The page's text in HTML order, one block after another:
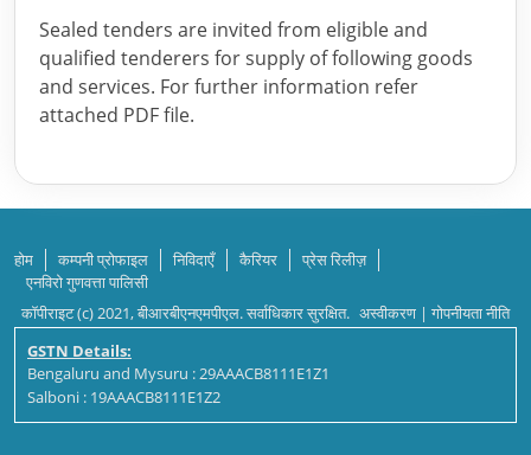
Sealed tenders are invited from eligible and
qualified tenderers for supply of following goods
and services. For further information refer
attached PDF file.
होम कम्पनी प्रोफाइल निविदाएँ कैरियर
प्रेस रिलीज़
एनविरो गुणवत्ता पालिसी
कॉपीराइट (c) 2021, बीआरबीएनएमपीएल. सर्वाधिकार सुरक्षित. अस्वीकरण |गोपनीयता नीति
GSTN Details:
Bengaluru and Mysuru : 29AAACB8111E1Z1
Salboni : 19AAACB8111E1Z2